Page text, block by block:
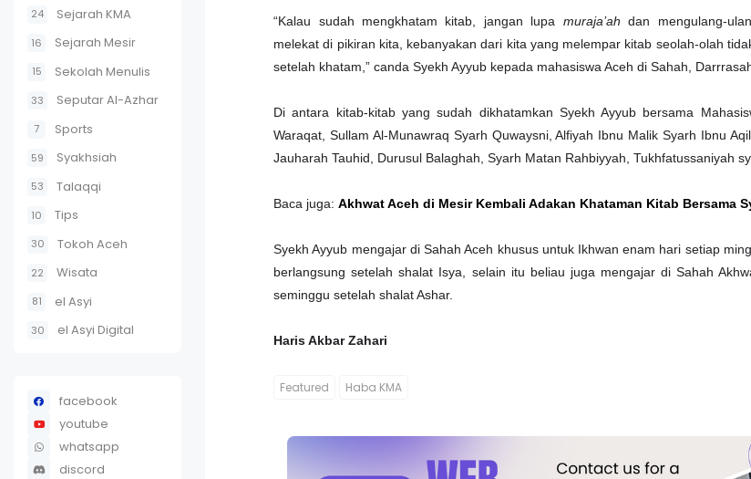
24 Sejarah KMA
16 Sejarah Mesir
15 Sekolah Menulis
33 Seputar Al-Azhar
7 Sports
59 Syakhsiah
53 Talaqqi
10 Tips
30 Tokoh Aceh
22 Wisata
81 el Asyi
30 el Asyi Digital
facebook
youtube
whatsapp
discord
“Kalau sudah mengkhatam kitab, jangan lupa muraja’ahdan mengulang-
melekat di pikiran kita, kebanyakan dari kita yang melempar kitab seolah-olah
setelah khatam,” canda Syekh Ayyub kepada mahasiswa Aceh di Sahah,
Di antara kitab-kitab yang sudah dikhatamkan Syekh Ayyub bersama
Waraqat, Sullam Al-Munawraq Syarh Quwaysni, Alfiyah Ibnu Malik Syarh Ibnu
Jauharah Tauhid, Durusul Balaghah, Syarh Matan Rahbiyyah, Tukhfatussaniyah
Baca juga:Akhwat Aceh di Mesir Kembali Adakan Khataman Kitab Bersama
Syekh Ayyub mengajar di Sahah Aceh khusus untuk Ikhwan enam hari setiap
berlangsung setelah shalat Isya, selain itu beliau juga mengajar di Sahah
seminggu setelah shalat Ashar.
Haris Akbar Zahari
Featured Haba KMA